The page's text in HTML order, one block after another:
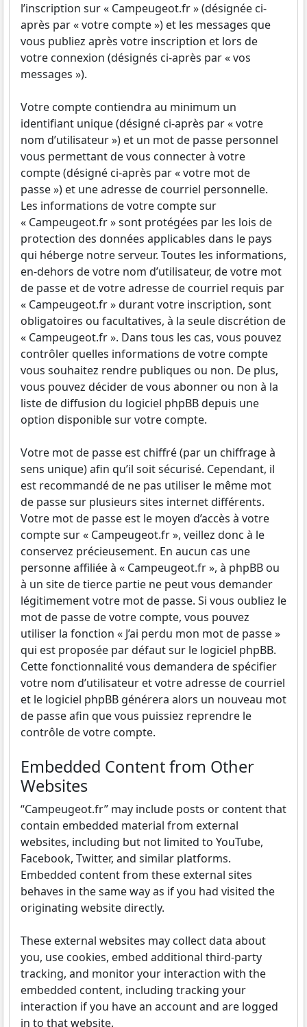
l’inscription sur « Campeugeot.fr » (désignée ci-
après par « votre compte ») et les messages que
vous publiez après votre inscription et lors de
votre connexion (désignés ci-après par « vos
messages »).
Votre compte contiendra au minimum un
identifiant unique (désigné ci-après par « votre
nom d’utilisateur ») et un mot de passe personnel
vous permettant de vous connecter à votre
compte (désigné ci-après par « votre mot de
passe ») et une adresse de courriel personnelle.
Les informations de votre compte sur
« Campeugeot.fr » sont protégées par les lois de
protection des données applicables dans le pays
qui héberge notre serveur. Toutes les informations,
en-dehors de votre nom d’utilisateur, de votre mot
de passe et de votre adresse de courriel requis par
« Campeugeot.fr » durant votre inscription, sont
obligatoires ou facultatives, à la seule discrétion de
« Campeugeot.fr ». Dans tous les cas, vous pouvez
contrôler quelles informations de votre compte
vous souhaitez rendre publiques ou non. De plus,
vous pouvez décider de vous abonner ou non à la
liste de diffusion du logiciel phpBB depuis une
option disponible sur votre compte.
Votre mot de passe est chiffré (par un chiffrage à
sens unique) afin qu’il soit sécurisé. Cependant, il
est recommandé de ne pas utiliser le même mot
de passe sur plusieurs sites internet différents.
Votre mot de passe est le moyen d’accès à votre
compte sur « Campeugeot.fr », veillez donc à le
conservez précieusement. En aucun cas une
personne affiliée à « Campeugeot.fr », à phpBB ou
à un site de tierce partie ne peut vous demander
légitimement votre mot de passe. Si vous oubliez le
mot de passe de votre compte, vous pouvez
utiliser la fonction « J’ai perdu mon mot de passe »
qui est proposée par défaut sur le logiciel phpBB.
Cette fonctionnalité vous demandera de spécifier
votre nom d’utilisateur et votre adresse de courriel
et le logiciel phpBB générera alors un nouveau mot
de passe afin que vous puissiez reprendre le
contrôle de votre compte.
Embedded Content from Other
Websites
“Campeugeot.fr” may include posts or content that
contain embedded material from external
websites, including but not limited to YouTube,
Facebook, Twitter, and similar platforms.
Embedded content from these external sites
behaves in the same way as if you had visited the
originating website directly.
These external websites may collect data about
you, use cookies, embed additional third-party
tracking, and monitor your interaction with the
embedded content, including tracking your
interaction if you have an account and are logged
in to that website.